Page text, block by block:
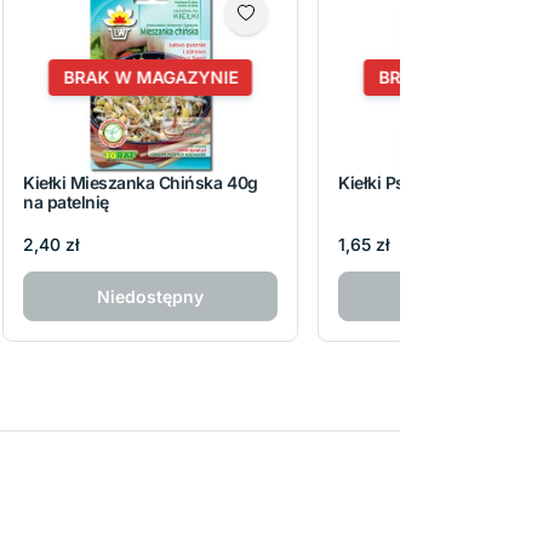
BRAK W MAGAZYNIE
Kiełki Mieszanka Chińska 40g
na patelnię
2,40 zł
Niedostępny
BRAK W
Kiełki Pszenica 50g
1,65 zł